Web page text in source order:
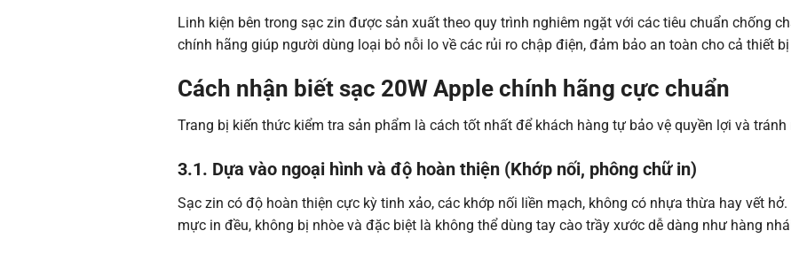
Linh kiện bên trong sạc zin được sản xuất theo quy trình nghiêm ngặt với các tiêu chuẩn chống
chính hãng giúp người dùng loại bỏ nỗi lo về các rủi ro chập điện, đảm bảo an toàn cho cả thiết
Cách nhận biết sạc 20W Apple chính hãng cực chuẩn
Trang bị kiến thức kiểm tra sản phẩm là cách tốt nhất để khách hàng tự bảo vệ quyền lợi và
3.1. Dựa vào ngoại hình và độ hoàn thiện (Khớp nối, phông chữ in)
Sạc zin có độ hoàn thiện cực kỳ tinh xảo, các khớp nối liền mạch, không có nhựa thừa hay vết
mực in đều, không bị nhòe và đặc biệt là không thể dùng tay cào trầy xước dễ dàng như hàng